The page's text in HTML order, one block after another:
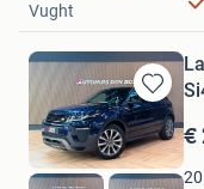
Vught
Bewaren
in
Mijn
Favorieten
€